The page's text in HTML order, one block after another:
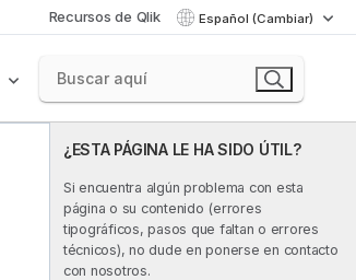
Recursos de Qlik Español (Cambiar)
¿ESTA PÁGINA LE HA SIDO ÚTIL?
Si encuentra algún problema con esta
página o su contenido (errores
tipográficos, pasos que faltan o errores
técnicos), no dude en ponerse en contacto
con nosotros.